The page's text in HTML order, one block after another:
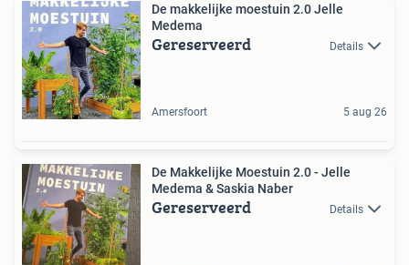
De makkelijke moestuin 2.0 Jelle
Medema
Gereserveerd Details
Amersfoort 5 aug 26
De Makkelijke Moestuin 2.0 - Jelle
Medema & Saskia Naber
Gereserveerd Details